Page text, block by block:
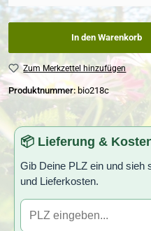
In den Warenkorb
Zum Merkzettel hinzufügen
Produktnummer: bio218c
📦 Lieferung &
Gib Deine PLZ ein und sieh
und Lieferkosten.